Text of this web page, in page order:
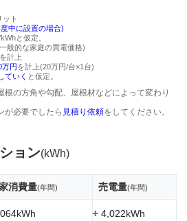
ット
中に設置の場合)
と仮定。
般的な家庭の買電価格)
を計上
万円を計上(20万円/台×1台)
ていく と仮定。
の方角や勾配、屋根材などによって変わり
が必要でしたら 見積り依頼をしてください。
ョン(kWh)
消費量(年間) 売電量(年間)
+4,022kWh